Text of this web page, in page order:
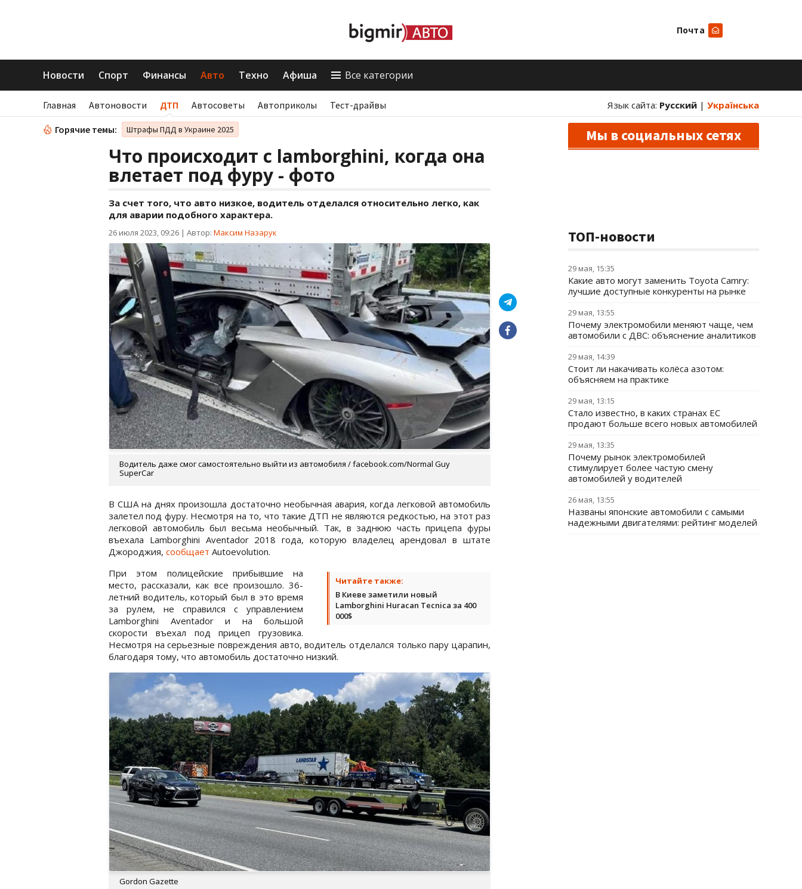
Почта
Новости Спорт Финансы Авто Техно Афиша Все категории
Главная Автоновости ДТП Автосоветы Автоприколы Тест-драйвы Язык сайта: Русский | Українська
Горячие темы: Штрафы ПДД в Украине 2025
Что происходит с lamborghini, когда она
влетает под фуру - фото
За счет того, что авто низкое, водитель отделался относительно легко, как
для аварии подобного характера.
26 июля 2023, 09:26 | Автор: Максим Назарук
Водитель даже смог самостоятельно выйти из автомобиля / facebook.com/Normal Guy
SuperCar
В США на днях произошла достаточно необычная авария, когда легковой автомобиль
залетел под фуру. Несмотря на то, что такие ДТП не являются редкостью, на этот раз
легковой автомобиль был весьма необычный. Так, в заднюю часть прицепа фуры
въехала Lamborghini Aventador 2018 года, которую владелец арендовал в штате
Джороджия, сообщает Autoevolution.
Читайте также:
В Киеве заметили новый
Lamborghini Huracan Tecnica за 400
000$
При этом полицейские прибывшие на
место, рассказали, как все произошло. 36-
летний водитель, который был в это время
за рулем, не справился с управлением
Lamborghini Aventador и на большой
скорости въехал под прицеп грузовика.
Несмотря на серьезные повреждения авто, водитель отделался только пару царапин,
благодаря тому, что автомобиль достаточно низкий.
Gordon Gazette
Мы в социальных сетях
ТОП-новости
29 мая, 15:35
Какие авто могут заменить Toyota Camry:
лучшие доступные конкуренты на рынке
29 мая, 13:55
Почему электромобили меняют чаще, чем
автомобили с ДВС: объяснение аналитиков
29 мая, 14:39
Стоит ли накачивать колёса азотом:
объясняем на практике
29 мая, 13:15
Стало известно, в каких странах ЕС
продают больше всего новых автомобилей
29 мая, 13:35
Почему рынок электромобилей
стимулирует более частую смену
автомобилей у водителей
26 мая, 13:55
Названы японские автомобили с самыми
надежными двигателями: рейтинг моделей